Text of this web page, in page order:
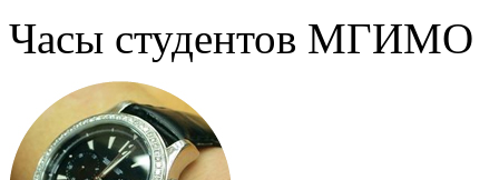
Часы студентов МГИМО